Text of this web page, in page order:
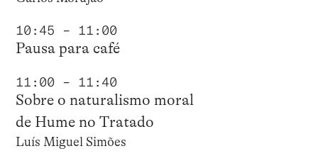
10:45 – 11:00
Pausa para café
11:00 – 11:40
Sobre o naturalismo moral
de Hume no Tratado
Luís Miguel Simões